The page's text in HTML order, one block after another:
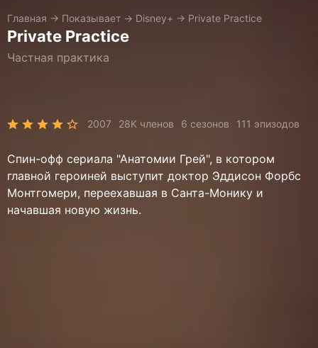
Главная → Показывает → Disney+ → Private Practice
Private Practice
Частная практика
2007 28K членов 6 сезонов 111 эпизодов
Спин-офф сериала "Анатомии Грей", в котором
главной героиней выступит доктор Эддисон Форбс
Монтгомери, переехавшая в Санта-Монику и
начавшая новую жизнь.